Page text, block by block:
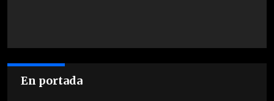
En portada